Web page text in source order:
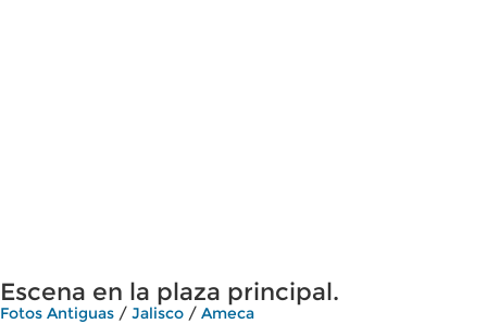
Escena en la plaza principal.
Fotos Antiguas / Jalisco / Ameca